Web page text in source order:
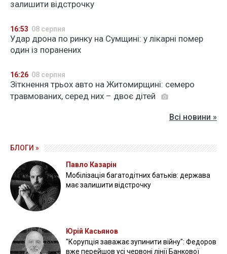
залишити відстрочку
16:53 08 серпня
Удар дрона по ринку на Сумщині: у лікарні помер
один із поранених
16:26 08 серпня
Зіткнення трьох авто на Житомирщині: семеро
травмованих, серед них – двоє дітей
Всі новини »
БЛОГИ »
Павло Казарін
Мобілізація багатодітних батьків: держава
має залишити відстрочку
Юрій Касьянов
"Корупція заважає зупинити війну": Федоров
вже перейшов усі червоні лінії Банкової